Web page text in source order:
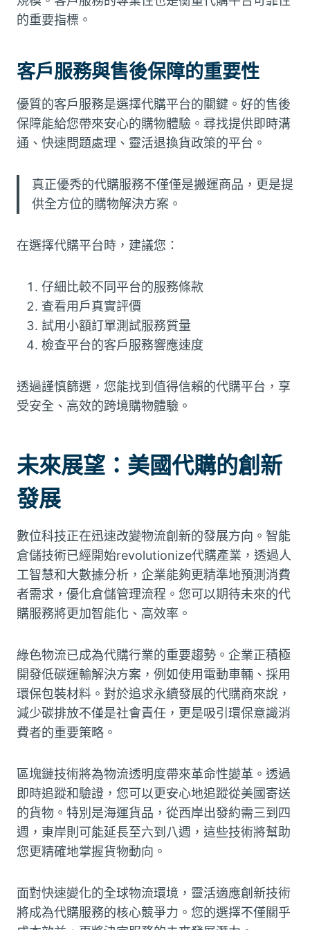
的重要指標。
客戶服務與售後保障的重要性
優質的客戶服務是選擇代購平台的關鍵。好的售後
保障能給您帶來安心的購物體驗。尋找提供即時溝
通、快速問題處理、靈活退換貨政策的平台。
真正優秀的代購服務不僅僅是搬運商品，更是提
供全方位的購物解決方案。
在選擇代購平台時，建議您：
仔細比較不同平台的服務條款
查看用戶真實評價
試用小額訂單測試服務質量
檢查平台的客戶服務響應速度
透過謹慎篩選，您能找到值得信賴的代購平台，享
受安全、高效的跨境購物體驗。
未來展望：美國代購的創新
發展
數位科技正在迅速改變物流創新的發展方向。智能
倉儲技術已經開始revolutionize代購產業，透過人
工智慧和大數據分析，企業能夠更精準地預測消費
者需求，優化倉儲管理流程。您可以期待未來的代
購服務將更加智能化、高效率。
綠色物流已成為代購行業的重要趨勢。企業正積極
開發低碳運輸解決方案，例如使用電動車輛、採用
環保包裝材料。對於追求永續發展的代購商來說，
減少碳排放不僅是社會責任，更是吸引環保意識消
費者的重要策略。
區塊鏈技術將為物流透明度帶來革命性變革。透過
即時追蹤和驗證，您可以更安心地追蹤從美國寄送
的貨物。特別是海運貨品，從西岸出發約需三到四
週，東岸則可能延長至六到八週，這些技術將幫助
您更精確地掌握貨物動向。
面對快速變化的全球物流環境，靈活適應創新技術
將成為代購服務的核心競爭力。您的選擇不僅關乎